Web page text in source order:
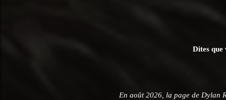
Dites que
En août 2026, la page de Dylan